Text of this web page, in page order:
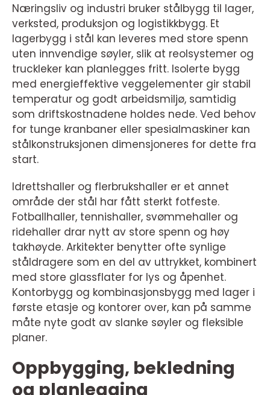
Næringsliv og industri bruker stålbygg til lager,
verksted, produksjon og logistikkbygg. Et
lagerbygg i stål kan leveres med store spenn
uten innvendige søyler, slik at reolsystemer og
truckleker kan planlegges fritt. Isolerte bygg
med energieffektive veggelementer gir stabil
temperatur og godt arbeidsmiljø, samtidig
som driftskostnadene holdes nede. Ved behov
for tunge kranbaner eller spesialmaskiner kan
stålkonstruksjonen dimensjoneres for dette fra
start.
Idrettshaller og flerbrukshaller er et annet
område der stål har fått sterkt fotfeste.
Fotballhaller, tennishaller, svømmehaller og
ridehaller drar nytt av store spenn og høy
takhøyde. Arkitekter benytter ofte synlige
ståldragere som en del av uttrykket, kombinert
med store glassflater for lys og åpenhet.
Kontorbygg og kombinasjonsbygg med lager i
første etasje og kontorer over, kan på samme
måte nyte godt av slanke søyler og fleksible
planer.
Oppbygging, bekledning
og planlegging